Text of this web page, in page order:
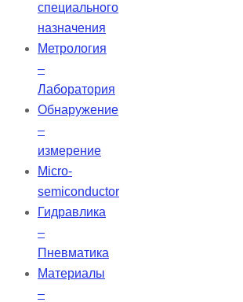
специального
назначения
Метрология
–
Лаборатория
Обнаружение
–
измерение
Micro-
semiconductor
Гидравлика
–
Пневматика
Материалы
–